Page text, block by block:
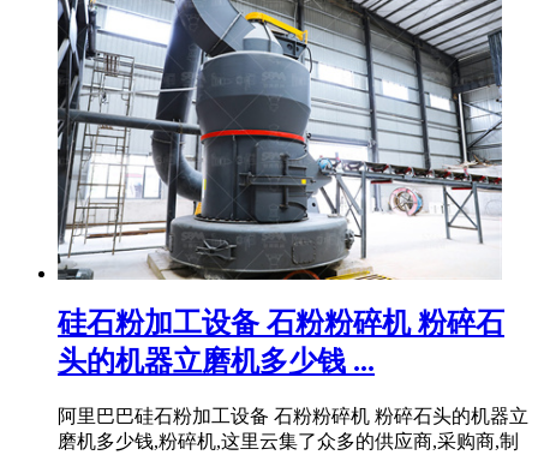
硅石粉加工设备 石粉粉碎机 粉碎石
头的机器立磨机多少钱 ...
阿里巴巴硅石粉加工设备 石粉粉碎机 粉碎石头的机器立
磨机多少钱,粉碎机,这里云集了众多的供应商,采购商,制